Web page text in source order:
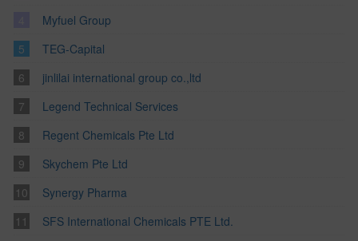
Myfuel Group
TEG-Capital
jinlilai international group co.,ltd
Legend Technical Services
Regent Chemicals Pte Ltd
Skychem Pte Ltd
Synergy Pharma
SFS International Chemicals PTE Ltd.